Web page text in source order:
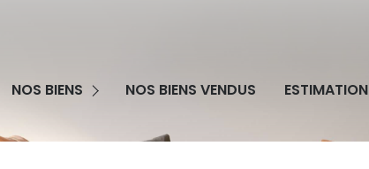
NOS BIENS
Programmes Neufs NOS BIENS VENDUS ESTIMATION